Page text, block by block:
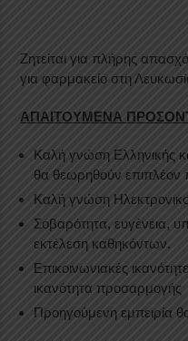
Ζητείται για πλήρης
για φαρμακείο στη
ΑΠΑΙΤΟΥΜΕΝΑ
Καλή γνώση Ελληνικής
θα θεωρηθούν επιπλέον
Καλή γνώση
Σοβαρότητα, ευγένεια,
εκτέλεση καθηκόντων.
Επικοινωνιακές
ικανότητα προσαρμογής
Προηγούμενη εμπειρία